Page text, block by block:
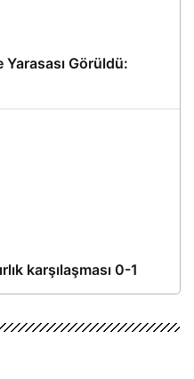
Yarasası Görüldü:
karşılaşması 0-1